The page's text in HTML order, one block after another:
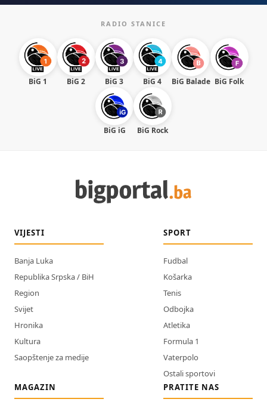
RADIO STANICE
BiG 1 BiG 2 BiG 3 BiG 4 BiG Balade BiG Folk
BiG iG BiG Rock
VIJESTI
Banja Luka
Republika Srpska / BiH
Region
Svijet
Hronika
Kultura
Saopštenje za medije
SPORT
Fudbal
Košarka
Tenis
Odbojka
Atletika
Formula 1
Vaterpolo
Ostali sportovi
MAGAZIN
PRATITE NAS